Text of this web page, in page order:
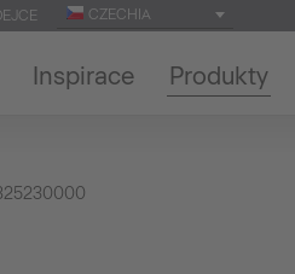
CZECHIA
Inspirace Produkty